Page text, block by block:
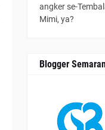
angker se-
Mimi, ya?
Blogger